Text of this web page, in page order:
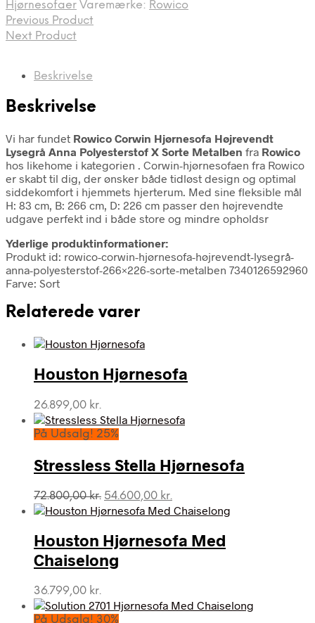
Hjørnesofaer Varemærke: Rowico
Previous Product
Next Product
Beskrivelse
Beskrivelse
Vi har fundet Rowico Corwin Hjørnesofa Højrevendt
Lysegrå Anna Polyesterstof X Sorte Metalben fra Rowico
hos likehome i kategorien . Corwin-hjørnesofaen fra Rowico
er skabt til dig, der ønsker både tidløst design og optimal
siddekomfort i hjemmets hjerterum. Med sine fleksible mål
H: 83 cm, B: 266 cm, D: 226 cm passer den højrevendte
udgave perfekt ind i både store og mindre opholdsr
Yderlige produktinformationer:
Produkt id: rowico-corwin-hjørnesofa-højrevendt-lysegrå-
anna-polyesterstof-266×226-sorte-metalben 7340126592960
Farve: Sort
Relaterede varer
Houston Hjørnesofa
26.899,00 kr.
På Udsalg! 25%
Stressless Stella Hjørnesofa
72.800,00kr. Den
oprindelige
var:
72.800,00 kr..
54.600,00 kr.
aktuelle
er:
54.600,00 kr..
Houston Hjørnesofa Med
Chaiselong
36.799,00 kr.
På Udsalg! 30%